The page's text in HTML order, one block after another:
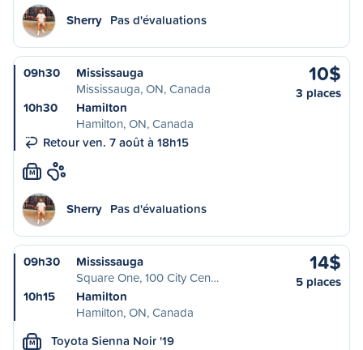
Sherry Pas d'évaluations
09h30
Mississauga
Mississauga, ON, Canada
10h30
Hamilton
Hamilton, ON, Canada
Retour ven. 7 août à 18h15
10$
3 places
M
Sherry Pas d'évaluations
09h30
Mississauga
Square One, 100 City Cen…
10h15
Hamilton
Hamilton, ON, Canada
14$
5 places
M Toyota Sienna Noir '19